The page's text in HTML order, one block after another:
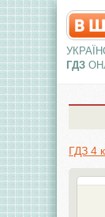
ГДЗ
ГДЗ 4